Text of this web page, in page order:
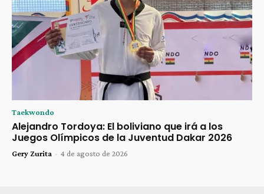
Taekwondo
Alejandro Tordoya: El boliviano que irá a los
Juegos Olímpicos de la Juventud Dakar 2026
Gery Zurita - 4 de agosto de 2026